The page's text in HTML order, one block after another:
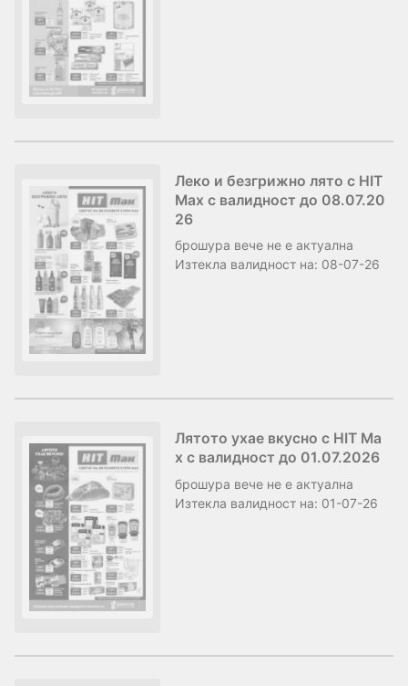
Леко и безгрижно лято с HIT
Max с валидност до 08.07.20
26
брошура вече не е актуална
Изтекла валидност на: 08-07-26
Лятото ухае вкусно с HIT Ma
x с валидност до 01.07.2026
брошура вече не е актуална
Изтекла валидност на: 01-07-26